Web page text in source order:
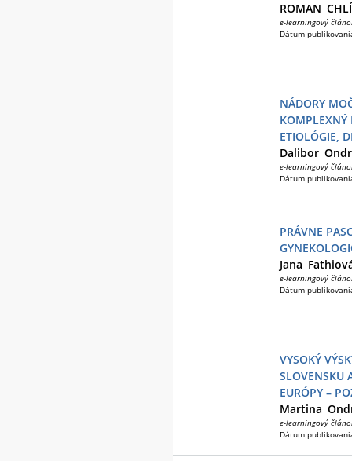
ROMAN
e-learningový
Dátum
NÁDORY
KOMPLEXNÝ
ETIOLÓGIE,
Dalibor
e-learningový
Dátum
PRÁVNE
Jana
e-learningový
Dátum
VYSOKÝ
SLOVENSKU
EURÓPY –
Martina
e-learningový
Dátum